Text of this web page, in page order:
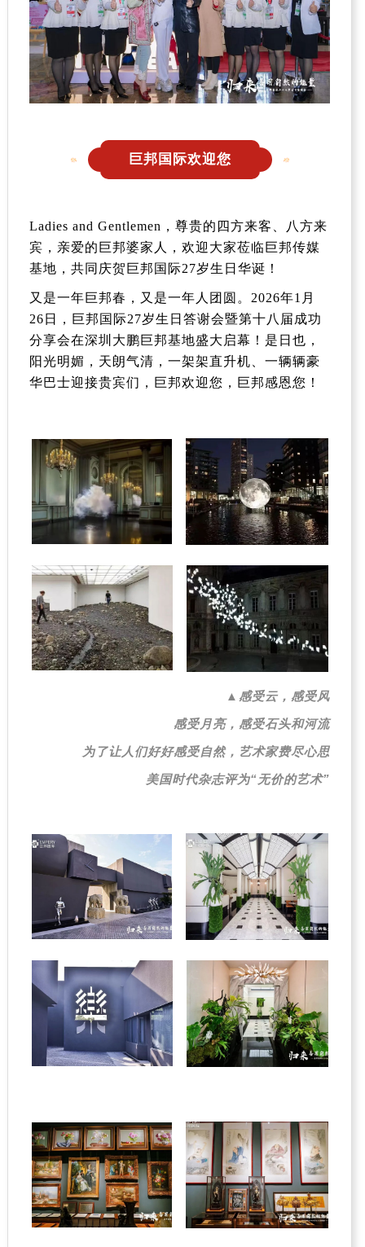
巨邦国际欢迎您
Ladies and Gentlemen ，尊贵的四方来客、八方来
宾，亲爱的巨邦婆家人，欢迎大家莅临巨邦传媒
基地，共同庆贺 巨邦国际27岁生日华诞！
又是一年巨邦春，又是一年人团圆。 2026年1 月
26 日，巨邦国际27岁生日答谢会暨第十八届成功
分享会在深圳大鹏巨邦基地盛大启幕！是日也，
阳光明媚，天朗气清，一架架直升机、一辆辆豪
华巴士迎接贵宾们，巨邦欢迎您，巨邦感恩您！
▲感受云，感受风
感受月亮，感受石头和河流
为了让人们好好感受自然，艺术家费尽心思
美国时代杂志评为“无价的艺术”